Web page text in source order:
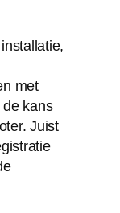
met
de kans
Juist